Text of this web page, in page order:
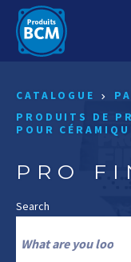
CATALOGUE
PRODUITS DE
POUR
PRO
Search